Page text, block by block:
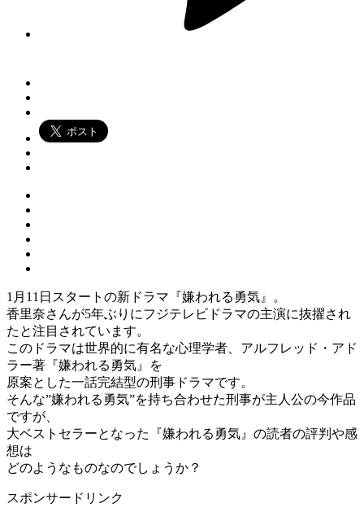
1月11日スタートの新ドラマ『嫌われる勇気』。
香里奈さんが5年ぶりにフジテレビドラマの主演に抜擢され
たと注目されています。
このドラマは世界的に有名な心理学者、アルフレッド・アド
ラー著『嫌われる勇気』を
原案とした一話完結型の刑事ドラマです。
そんな”嫌われる勇気”を持ち合わせた刑事が主人公の今作品
ですが、
大ベストセラーとなった『嫌われる勇気』の読者の評判や感
想は
どのようなものなのでしょうか？
スポンサードリンク